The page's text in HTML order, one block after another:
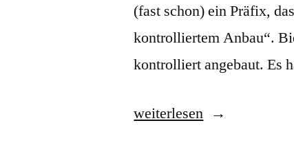
(fast schon) ein Präfix,
kontrolliertem Anbau“.
kontrolliert angebaut. Es
„Biosprit“
weiterlesen